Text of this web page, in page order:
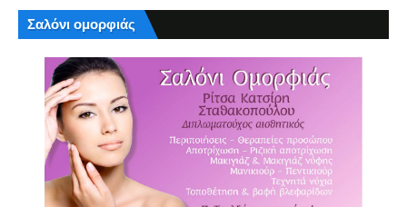
Σαλόνι ομορφιάς